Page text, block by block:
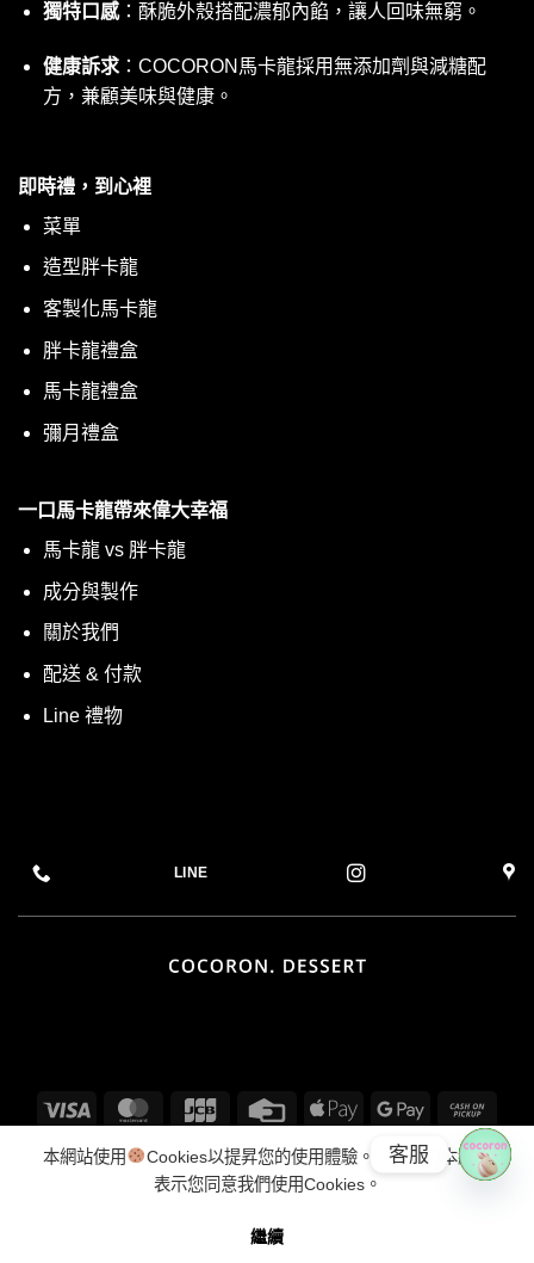
即時禮，到心裡
菜單
造型胖卡龍
客製化馬卡龍
胖卡龍禮盒
馬卡龍禮盒
彌月禮盒
一口馬卡龍帶來偉大幸福
馬卡龍 vs 胖卡龍
成分與製作
關於我們
配送 & 付款
Line 禮物
獨特口感：酥脆外殼搭配濃郁內餡，讓人回味無窮。
健康訴求：COCORON馬卡龍採用無添加劑與減糖配
方，兼顧美味與健康。
LINE
Visa MasterCardJCB
Credit
Apple
Google
on
Bank
Transfer
INSTAGRAM LINE CALL 電話客服
Copyright [2025] ©COCORON. DESSERT
本網站使用
Cookies以提昇您的使用體驗。繼續使用本網站
表示您同意我們使用Cookies。
繼續
客服